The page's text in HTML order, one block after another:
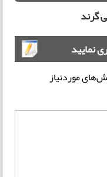
گرند
نمایید
موردنیاز